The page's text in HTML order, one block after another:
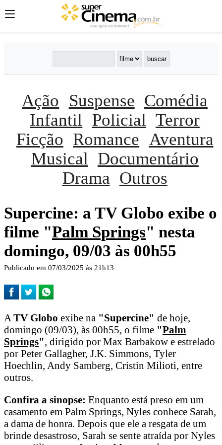
Ação Suspense Comédia
Infantil
Policial Terror
Ficção Romance Aventura
Musical
Documentário
Drama Outros
Supercine: a TV Globo exibe o
filme "Palm Springs" nesta
domingo, 09/03 às 00h55
Publicado em 07/03/2025 às 21h13
A TV Globo exibe na "Supercine" de hoje,
domingo (09/03), às 00h55, o filme "Palm
Springs", dirigido por Max Barbakow e estrelado
por Peter Gallagher, J.K. Simmons, Tyler
Hoechlin, Andy Samberg, Cristin Milioti, entre
outros.
Confira a sinopse: Enquanto está preso em um
casamento em Palm Springs, Nyles conhece Sarah,
a dama de honra. Depois que ele a resgata de um
brinde desastroso, Sarah se sente atraída por Nyles